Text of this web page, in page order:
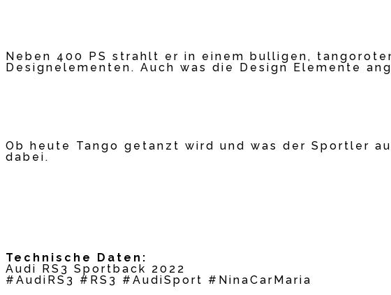
Neben 400 PS strahlt er in einem bulligen,
Designelementen. Auch was die Design Elemente
Ob heute Tango getanzt wird und was der Sportler
dabei.
Technische Daten:
Audi RS3 Sportback 2022
#AudiRS3 #RS3 #AudiSport #NinaCarMaria